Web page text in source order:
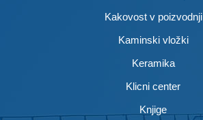
Kakovost v poizvodnji
Kaminski vložki
Keramika
Klicni center
Knjige